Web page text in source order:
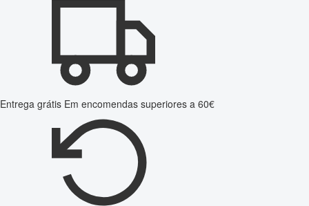
Entrega grátis Em encomendas superiores a 60€